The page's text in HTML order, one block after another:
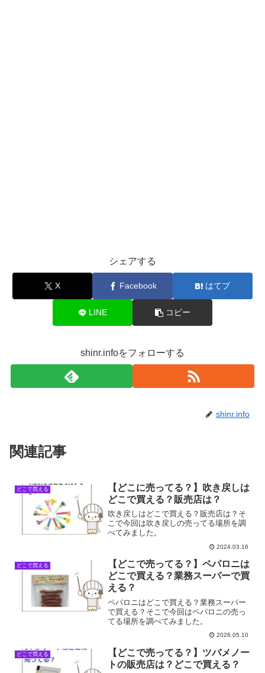
シェアする
X Facebook はてブ
LINE コピー
shinr.infoをフォローする
shinr.info
関連記事
どこで買える
【どこに売ってる？】吹き戻しは
どこで買える？販売店は？
吹き戻しはどこで買える？販売店は？そ
こで今回は吹き戻しの売ってる場所を調
べてみました。
2024.03.16
どこで買える
【どこで売ってる？】ペパロニは
どこで買える？業務スーパーで買
える？
ペパロニはどこで買える？業務スーパー
で買える？そこで今回はペパロニの売っ
てる場所を調べてみました。
2026.05.10
どこで買える
【どこで売ってる？】ツバメノー
トの販売店は？どこで買える？